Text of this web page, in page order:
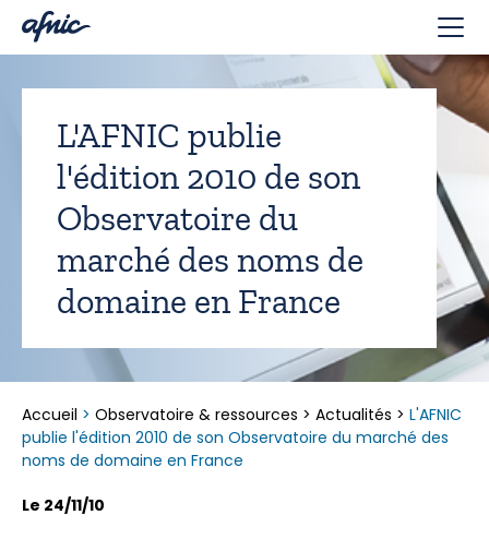
L'AFNIC publie
l'édition 2010 de son
Observatoire du
marché des noms de
domaine en France
Accueil > Observatoire & ressources > Actualités > L'AFNIC
publie l'édition 2010 de son Observatoire du marché des
noms de domaine en France
Le 24/11/10
Panneau de gestion des cookies